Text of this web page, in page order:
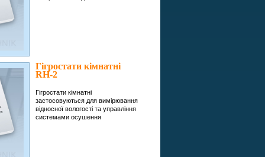
Гігростати кімнатні
RH-2
Гігростати кімнатні
застосовуються для вимірювання
відносної вологості та управління
системами осушення